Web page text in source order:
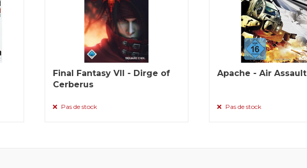
Final Fantasy VII - Dirge of
Cerberus
Pas de stock
Apache - Air Assault
Pas de stock